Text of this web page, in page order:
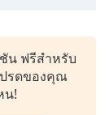
น ฟรีสำหรับ
รดของคุณ
น!